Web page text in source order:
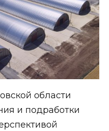
области
и подработки